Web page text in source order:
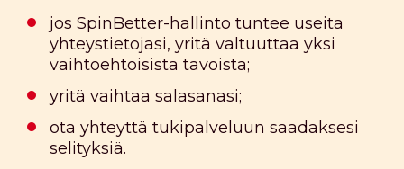
jos SpinBetter-hallinto tuntee useita
yhteystietojasi, yritä valtuuttaa yksi
vaihtoehtoisista tavoista;
yritä vaihtaa salasanasi;
ota yhteyttä tukipalveluun saadaksesi
selityksiä.